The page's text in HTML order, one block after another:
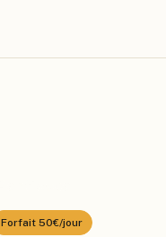
Forfait 50€/jour